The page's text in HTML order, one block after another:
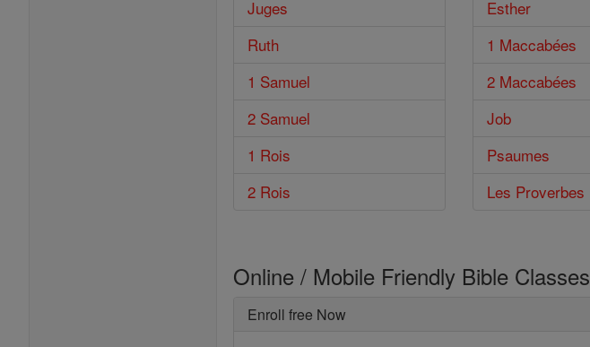
Juges
Ruth
1 Samuel
2 Samuel
1 Rois
2 Rois
Esther
1 Maccabées
2 Maccabées
Job
Psaumes
Les Proverbes
Online / Mobile Friendly Bible Classes
Enroll free Now